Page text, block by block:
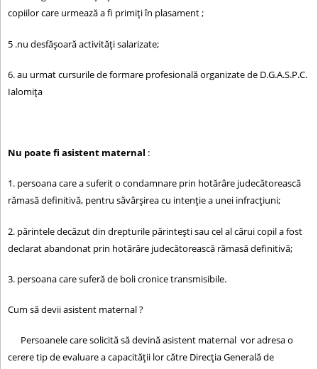
copiilor care urmează a fi primiţi în plasament ;
5 .nu desfăşoară activităţi salarizate;
6. au urmat cursurile de formare profesională organizate de D.G.A.S.P.C.
Ialomița
Nu poate fi asistent maternal :
1. persoana care a suferit o condamnare prin hotărâre judecătorească
rămasă definitivă, pentru săvârşirea cu intenţie a unei infracţiuni;
2. părintele decăzut din drepturile părinteşti sau cel al cărui copil a fost
declarat abandonat prin hotărâre judecătorească rămasă definitivă;
3. persoana care suferă de boli cronice transmisibile.
Cum să devii asistent maternal ?
Persoanele care solicită să devină asistent maternal vor adresa o
cerere tip de evaluare a capacităţii lor către Direcţia Generală de